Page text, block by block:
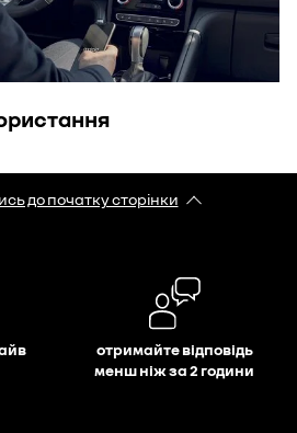
до початку сторінки
отримайте відповідь
менш ніж за 2 години